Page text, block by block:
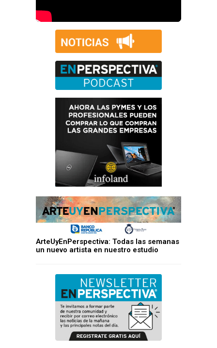
ArteUyEnPerspectiva: Todas las semanas
un nuevo artista en nuestro estudio